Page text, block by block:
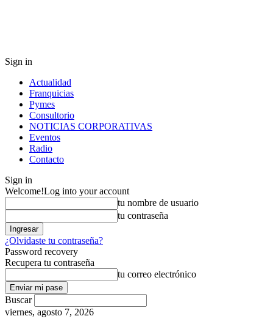
Sign in
Actualidad
Franquicias
Pymes
Consultorio
NOTICIAS CORPORATIVAS
Eventos
Radio
Contacto
Sign in
Welcome!Log into your account
tu nombre de usuario
tu contraseña
¿Olvidaste tu contraseña?
Password recovery
Recupera tu contraseña
tu correo electrónico
Buscar
viernes, agosto 7, 2026